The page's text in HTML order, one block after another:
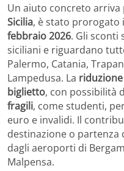
Un aiuto concreto arriva
Sicilia, è stato prorogato
febbraio 2026. Gli sconti
siciliani e riguardano
Palermo, Catania,
Lampedusa. La
biglietto, con possibilità
fragili, come studenti,
euro e invalidi. Il
destinazione o partenza
dagli aeroporti di
Malpensa.